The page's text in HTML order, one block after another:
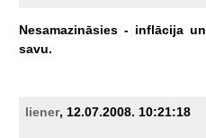
Nesamazināsies - inflācija un
savu.
liener, 12.07.2008. 10:21:18